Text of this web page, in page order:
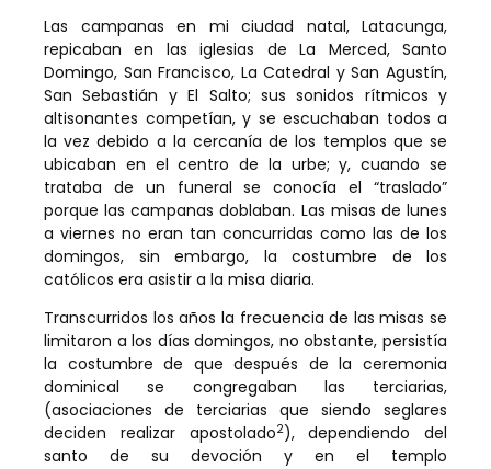
Las campanas en mi ciudad natal, Latacunga,
repicaban en las iglesias de La Merced, Santo
Domingo, San Francisco, La Catedral y San Agustín,
San Sebastián y El Salto; sus sonidos rítmicos y
altisonantes competían, y se escuchaban todos a
la vez debido a la cercanía de los templos que se
ubicaban en el centro de la urbe; y, cuando se
trataba de un funeral se conocía el “traslado”
porque las campanas doblaban. Las misas de lunes
a viernes no eran tan concurridas como las de los
domingos, sin embargo, la costumbre de los
católicos era asistir a la misa diaria.
Transcurridos los años la frecuencia de las misas se
limitaron a los días domingos, no obstante, persistía
la costumbre de que después de la ceremonia
dominical se congregaban las terciarias,
(asociaciones de terciarias que siendo seglares
deciden realizar apostolado2), dependiendo del
santo de su devoción y en el templo